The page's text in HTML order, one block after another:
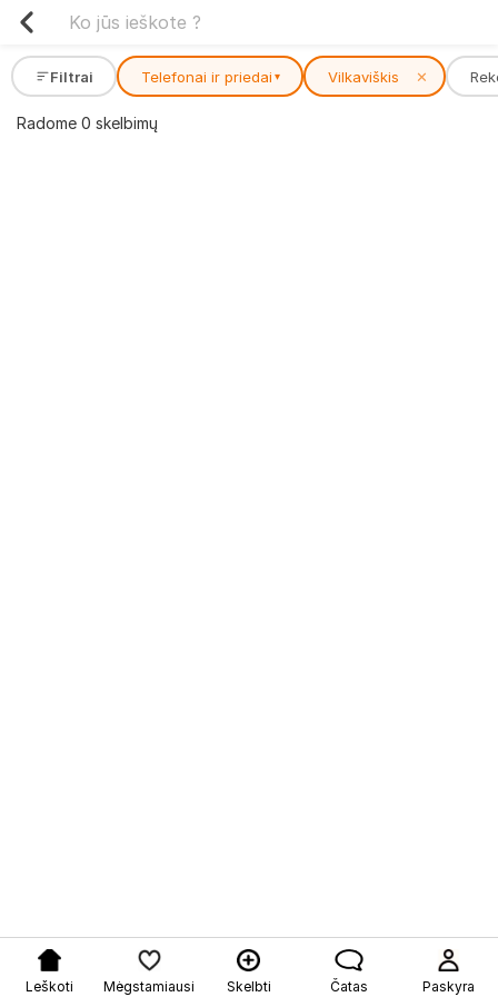
Filtrai Telefonai ir priedai ▾ Vilkaviškis ✕
Radome 0 skelbimų
Leškoti Mėgstamiausi Skelbti Čatas Paskyra